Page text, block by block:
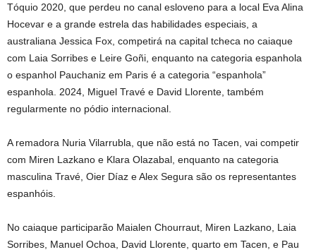
Tóquio 2020, que perdeu no canal esloveno para a local Eva Alina
Hocevar e a grande estrela das habilidades especiais, a
australiana Jessica Fox, competirá na capital tcheca no caiaque
com Laia Sorribes e Leire Goñi, enquanto na categoria espanhola
o espanhol Pauchaniz em Paris é a categoria “espanhola”
espanhola. 2024, Miguel Travé e David Llorente, também
regularmente no pódio internacional.
A remadora Nuria Vilarrubla, que não está no Tacen, vai competir
com Miren Lazkano e Klara Olazabal, enquanto na categoria
masculina Travé, Oier Díaz e Alex Segura são os representantes
espanhóis.
No caiaque participarão Maialen Chourraut, Miren Lazkano, Laia
Sorribes, Manuel Ochoa, David Llorente, quarto em Tacen, e Pau